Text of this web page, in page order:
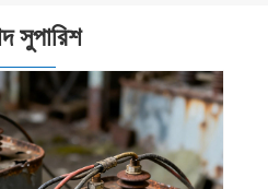
সুপারিশ